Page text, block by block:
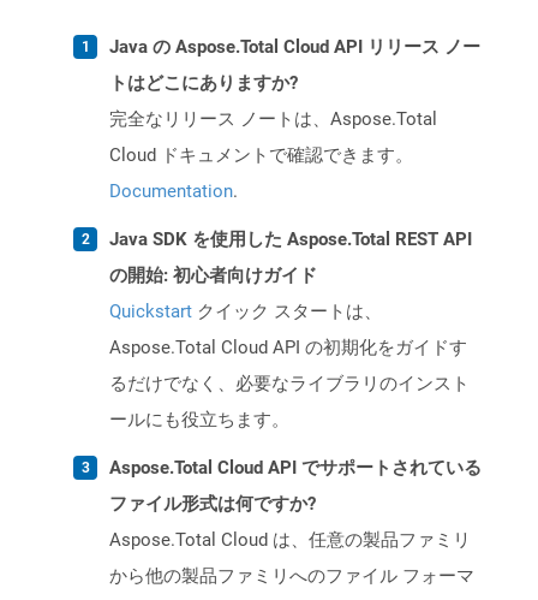
Java の Aspose.Total Cloud API リリース ノー
トはどこにありますか?
完全なリリース ノートは、Aspose.Total
Cloud ドキュメントで確認できます。
Documentation.
Java SDK を使用した Aspose.Total REST API
の開始: 初心者向けガイド
Quickstart クイック スタートは、
Aspose.Total Cloud API の初期化をガイドす
るだけでなく、必要なライブラリのインスト
ールにも役立ちます。
Aspose.Total Cloud API でサポートされている
ファイル形式は何ですか?
Aspose.Total Cloud は、任意の製品ファミリ
から他の製品ファミリへのファイル フォーマ